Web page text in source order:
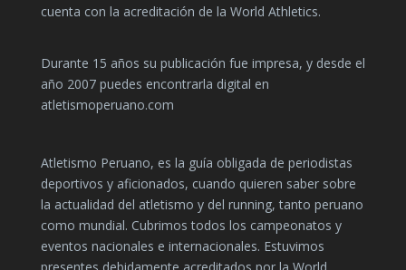
cuenta con la acreditación de la World Athletics.
Durante 15 años su publicación fue impresa, y desde el
año 2007 puedes encontrarla digital en
atletismoperuano.com
Atletismo Peruano, es la guía obligada de periodistas
deportivos y aficionados, cuando quieren saber sobre
la actualidad del atletismo y del running, tanto peruano
como mundial. Cubrimos todos los campeonatos y
eventos nacionales e internacionales. Estuvimos